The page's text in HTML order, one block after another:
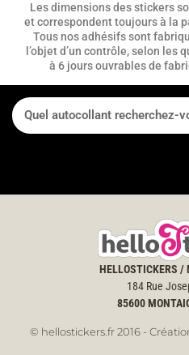
Les dimensions des stickers
et correspondent toujours à la
Tous nos adhésifs sont
l’objet d’un contrôle, selon
à 6 jours ouvrables de
HELLOSTICKERS /
184 Rue
85600
© hellostickers.fr 2016 -